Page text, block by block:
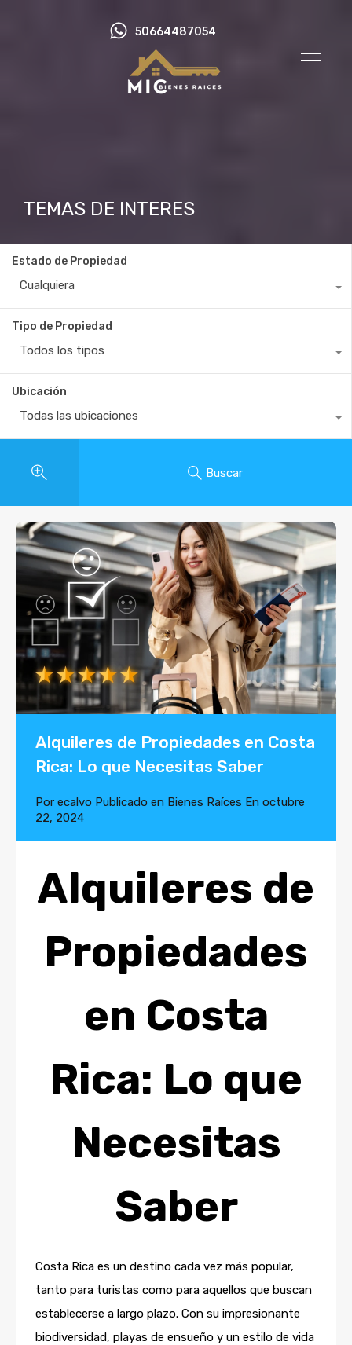
50664487054
TEMAS DE INTERES
Estado de Propiedad
Cualquiera
Tipo de Propiedad
Todos los tipos
Ubicación
Todas las ubicaciones
Buscar
Alquileres de Propiedades en Costa
Rica: Lo que Necesitas Saber
Por ecalvo Publicado en Bienes Raíces En octubre
22, 2024
Alquileres de
Propiedades
en Costa
Rica: Lo que
Necesitas
Saber
Costa Rica es un destino cada vez más popular,
tanto para turistas como para aquellos que buscan
establecerse a largo plazo. Con su impresionante
biodiversidad, playas de ensueño y un estilo de vida